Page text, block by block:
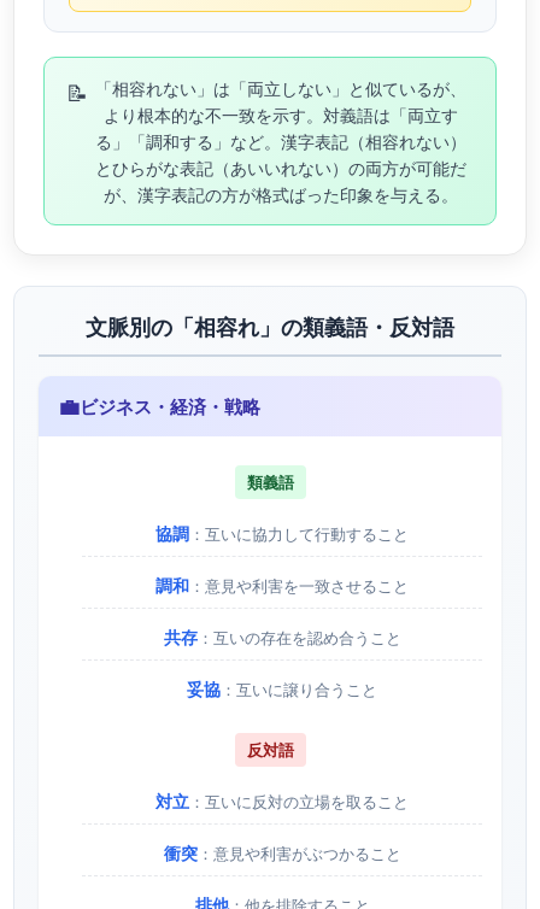
📝
「相容れない」は「両立しない」と似ているが、
より根本的な不一致を示す。対義語は「両立す
る」「調和する」など。漢字表記（相容れない）
とひらがな表記（あいいれない）の両方が可能だ
が、漢字表記の方が格式ばった印象を与える。
文脈別の「相容れ」の類義語・反対語
💼ビジネス・経済・戦略
類義語
協調 ：互いに協力して行動すること
調和 ：意見や利害を一致させること
共存：互いの存在を認め合うこと
妥協 ：互いに譲り合うこと
反対語
対立 ：互いに反対の立場を取ること
衝突：意見や利害がぶつかること